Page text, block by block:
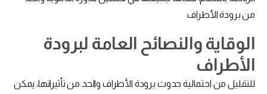
من برودة الأطراف.
الوقاية والنصائح العامة لبرودة
الأطراف
للتقليل من احتمالية حدوث برودة الأطراف والحد من تأثيراتها، يمكن